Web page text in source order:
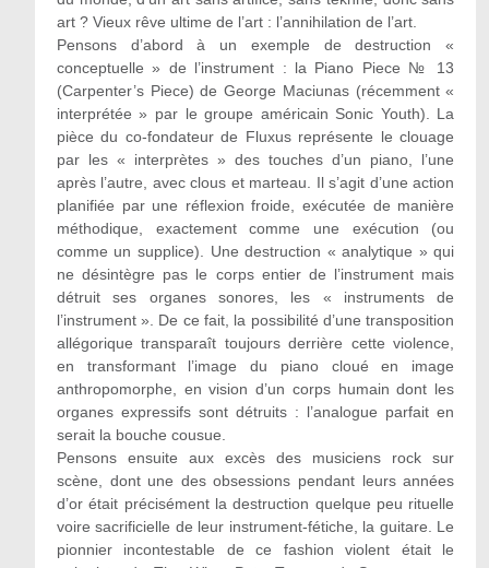
art ? Vieux rêve ultime de l’art : l’annihilation de l’art.
Pensons d’abord à un exemple de destruction «
conceptuelle » de l’instrument : la Piano Piece № 13
(Carpenter’s Piece) de George Maciunas (récemment «
interprétée » par le groupe américain Sonic Youth). La
pièce du co-fondateur de Fluxus représente le clouage
par les « interprètes » des touches d’un piano, l’une
après l’autre, avec clous et marteau. Il s’agit d’une action
planifiée par une réflexion froide, exécutée de manière
méthodique, exactement comme une exécution (ou
comme un supplice). Une destruction « analytique » qui
ne désintègre pas le corps entier de l’instrument mais
détruit ses organes sonores, les « instruments de
l’instrument ». De ce fait, la possibilité d’une transposition
allégorique transparaît toujours derrière cette violence,
en transformant l’image du piano cloué en image
anthropomorphe, en vision d’un corps humain dont les
organes expressifs sont détruits : l’analogue parfait en
serait la bouche cousue.
Pensons ensuite aux excès des musiciens rock sur
scène, dont une des obsessions pendant leurs années
d’or était précisément la destruction quelque peu rituelle
voire sacrificielle de leur instrument-fétiche, la guitare. Le
pionnier incontestable de ce fashion violent était le